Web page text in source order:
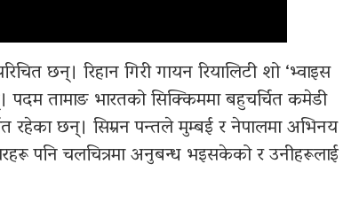
छन्। रिहान गिरी गायन रियालिटी शो ‘भ्वाइस
तामाङ भारतको सिक्किममा बहुचर्चित कमेडी
रहेका छन्। सिम्रन पन्तले मुम्बई र नेपालमा अभिनय
पनि चलचित्रमा अनुबन्ध भइसकेको र उनीहरूलाई